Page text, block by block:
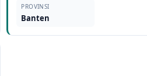
PROVINSI
Banten